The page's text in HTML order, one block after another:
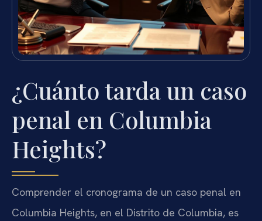
¿Cuánto tarda un caso
penal en Columbia
Heights?
Comprender el cronograma de un caso penal en
Columbia Heights, en el Distrito de Columbia, es